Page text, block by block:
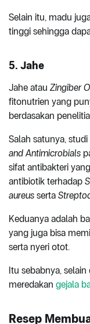
Selain itu, madu
tinggi sehingga
5. Jahe
Jahe atau Zingiber
fitonutrien yang
berdasakan
Salah satunya,
and Antimicrobials
sifat antibakteri
antibiotik terhadap
aureus serta
Keduanya adalah
yang juga bisa
serta nyeri otot.
Itu sebabnya,
meredakan gejala
Resep